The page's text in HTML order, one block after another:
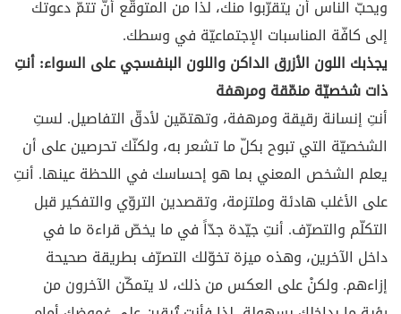
ويحبّ الناس أن يتقرّبوا منك، لذا من المتوقّع أنّ تتمّ دعوتك
إلى كافّة المناسبات الإجتماعيّة في وسطك.
يجذبك اللون الأزرق الداكن واللون البنفسجي على السواء: أنتِ
ذات شخصيّة منمّقة ومرهفة
أنتِ إنسانة رقيقة ومرهفة، وتهتمّين لأدقّ التفاصيل. لستِ
الشخصيّة التي تبوح بكلّ ما تشعر به، ولكنّك تحرصين على أن
يعلم الشخص المعني بما هو إحساسك في اللحظة عينها. أنتِ
على الأغلب هادئة وملتزمة، وتقصدين التروّي والتفكير قبل
التكلّم والتصرّف. أنتِ جيّدة جدّاً في ما يخصّ قراءة ما في
داخل الآخرين، وهذه ميزة تخوّلك التصرّف بطريقة صحيحة
إزاءهم. ولكنْ على العكس من ذلك، لا يتمكّن الآخرون من